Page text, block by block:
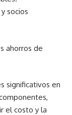
socios
ahorros de
significativos en
el costo y la